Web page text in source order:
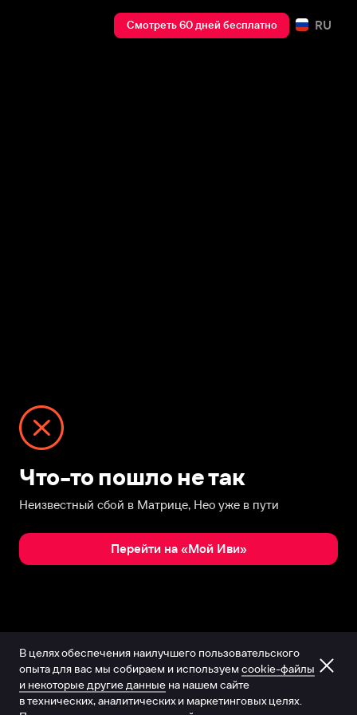
Смотреть 60 дней бесплатно RU
Что-то пошло не так
Неизвестный сбой в Матрице, Нео уже в пути
Перейти на «Мой Иви»
В целях обеспечения наилучшего пользовательского
опыта для вас мы собираем и используем cookie-файлы
и некоторые другие данные на нашем сайте
в технических, аналитических и маркетинговых целях.